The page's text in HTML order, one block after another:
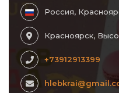
Россия,
Красноярск,
+73912913399